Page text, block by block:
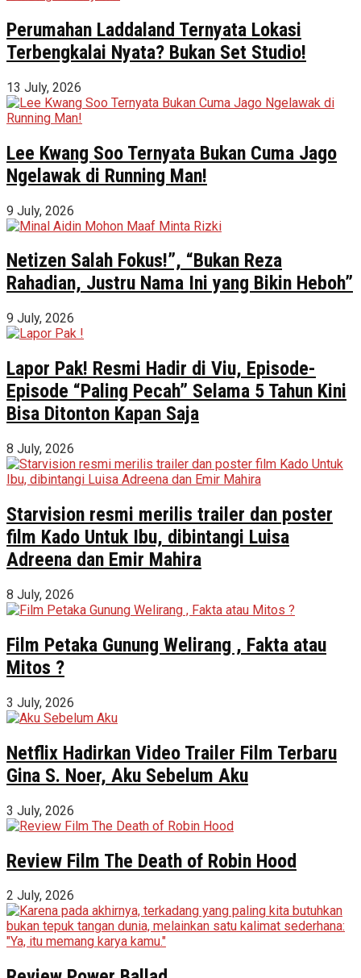
Perumahan Laddaland Ternyata Lokasi
Terbengkalai Nyata? Bukan Set Studio!
13 July, 2026
Lee Kwang Soo Ternyata Bukan Cuma Jago
Ngelawak di Running Man!
9 July, 2026
Netizen Salah Fokus!”, “Bukan Reza
Rahadian, Justru Nama Ini yang Bikin Heboh”
9 July, 2026
Lapor Pak! Resmi Hadir di Viu, Episode-
Episode “Paling Pecah” Selama 5 Tahun Kini
Bisa Ditonton Kapan Saja
8 July, 2026
Starvision resmi merilis trailer dan poster
film Kado Untuk Ibu, dibintangi Luisa
Adreena dan Emir Mahira
8 July, 2026
Film Petaka Gunung Welirang , Fakta atau
Mitos ?
3 July, 2026
Netflix Hadirkan Video Trailer Film Terbaru
Gina S. Noer, Aku Sebelum Aku
3 July, 2026
Review Film The Death of Robin Hood
2 July, 2026